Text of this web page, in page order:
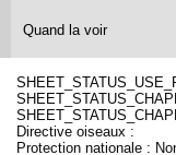
Quand la voir
Directive oiseaux :
Protection nationale :